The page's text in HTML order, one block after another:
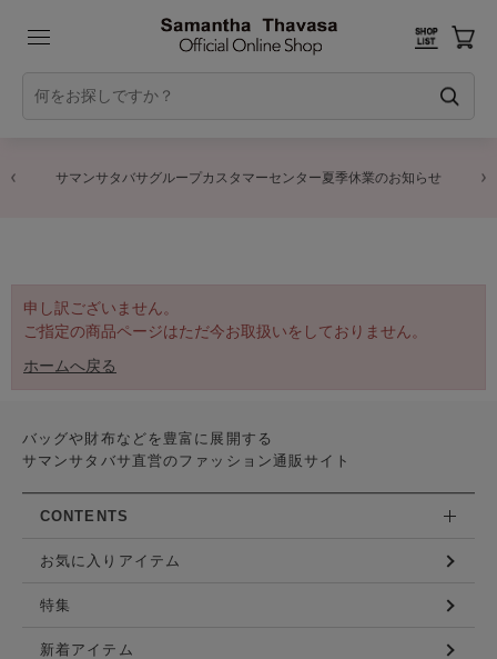
サマンサタバサグループカスタマーセンター夏季休業のお知らせ
申し訳ございません。
ご指定の商品ページはただ今お取扱いをしておりません。
ホームへ戻る
バッグや財布などを豊富に展開する
サマンサタバサ直営のファッション通販サイト
CONTENTS
お気に入りアイテム
特集
新着アイテム